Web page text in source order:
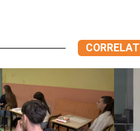
CORRELATI